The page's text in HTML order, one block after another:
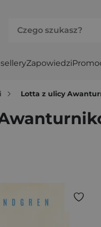
Zapowiedzi
Lotta z ulicy